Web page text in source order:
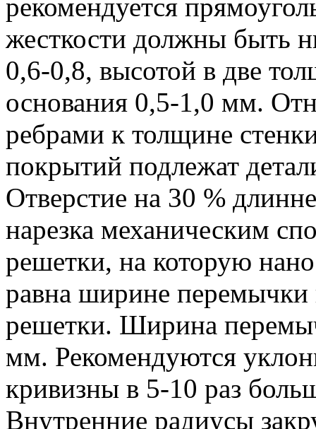
рекомендуется
жесткости должны быть
0,6-0,8, высотой в две
основания 0,5-1,0 мм.
ребрами к толщине
покрытий подлежат
Отверстие на 30 %
нарезка механическим
решетки, на которую
равна ширине
решетки. Ширина
мм. Рекомендуются
кривизны в 5-10 раз
Внутренние радиусы